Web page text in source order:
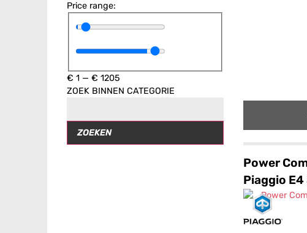
Price range:
€ 1 — € 1205
ZOEK BINNEN CATEGORIE
ZOEKEN
Power
Piaggio